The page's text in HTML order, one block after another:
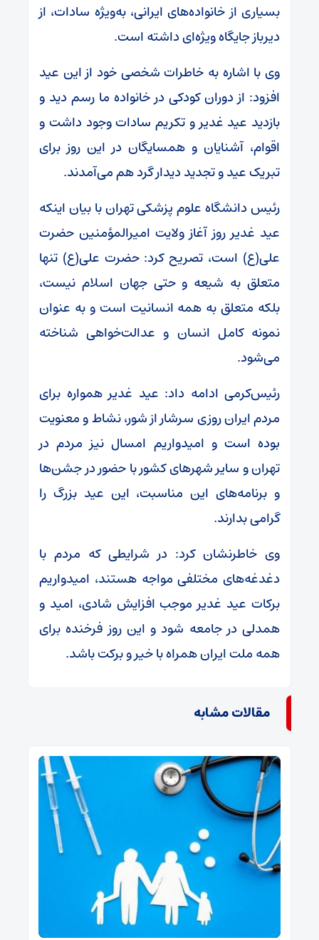
بسیاری از خانواده‌های ایرانی، به‌ویژه سادات، از
دیرباز جایگاه ویژه‌ای داشته است.
وی با اشاره به خاطرات شخصی خود از این عید
افزود: از دوران کودکی در خانواده ما رسم دید و
بازدید عید غدیر و تکریم سادات وجود داشت و
اقوام، آشنایان و همسایگان در این روز برای
تبریک عید و تجدید دیدار گرد هم می‌آمدند.
رئیس دانشگاه علوم پزشکی تهران با بیان اینکه
عید غدیر روز آغاز ولایت امیرالمؤمنین حضرت
علی(ع) است، تصریح کرد: حضرت علی(ع) تنها
متعلق به شیعه و حتی جهان اسلام نیست،
بلکه متعلق به همه انسانیت است و به عنوان
نمونه کامل انسان و عدالت‌خواهی شناخته
می‌شود.
رئیس‌کرمی ادامه داد: عید غدیر همواره برای
مردم ایران روزی سرشار از شور، نشاط و معنویت
بوده است و امیدواریم امسال نیز مردم در
تهران و سایر شهرهای کشور با حضور در جشن‌ها
و برنامه‌های این مناسبت، این عید بزرگ را
گرامی بدارند.
وی خاطرنشان کرد: در شرایطی که مردم با
دغدغه‌های مختلفی مواجه هستند، امیدواریم
برکات عید غدیر موجب افزایش شادی، امید و
همدلی در جامعه شود و این روز فرخنده برای
همه ملت ایران همراه با خیر و برکت باشد.
مقالات مشابه